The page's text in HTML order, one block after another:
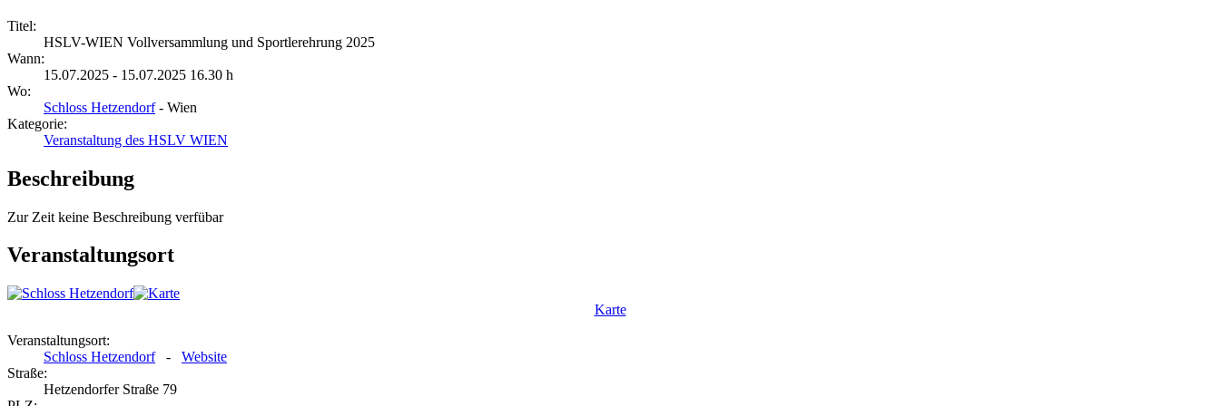
Titel:
HSLV-WIEN Vollversammlung und Sportlerehrung 2025
Wann:
15.07.2025 - 15.07.2025 16.30 h
Wo:
Schloss Hetzendorf- Wien
Kategorie:
Veranstaltung des HSLV WIEN
Beschreibung
Zur Zeit keine Beschreibung verfübar
Veranstaltungsort
Karte
Veranstaltungsort:
Schloss Hetzendorf- Website
Straße:
Hetzendorfer Straße 79